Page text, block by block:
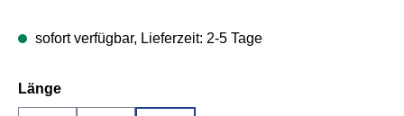
sofort verfügbar, Lieferzeit: 2-5 Tage
Längeauswählen